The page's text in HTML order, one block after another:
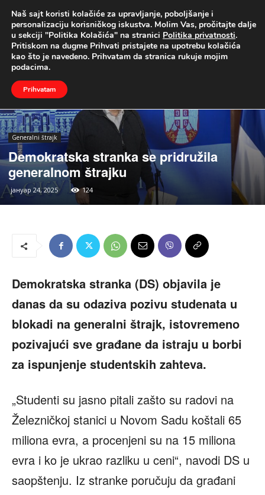
UŽIVO
Naslovna Generalni štrajk
Generalni štrajk
Demokratska stranka se pridružila
generalnom štrajku
јануар 24, 2025 124
Demokratska stranka (DS) objavila je
danas da su odaziva pozivu studenata u
blokadi na generalni štrajk, istovremeno
pozivajući sve građane da istraju u borbi
za ispunjenje studentskih zahteva.
„Studenti su jasno pitali zašto su radovi na
Železničkoj stanici u Novom Sadu koštali 65
miliona evra, a procenjeni su na 15 miliona
evra i ko je ukrao razliku u ceni“, navodi DS u
saopštenju. Iz stranke poručuju da građani
Naš sajt koristi kolačiće za upravljanje, poboljšanje i
personalizaciju korisničkog iskustva. Molim Vas, pročitajte dalje
u sekciji "Politika Kolačića" na stranici Politika privatnosti.
Pritiskom na dugme Prihvati pristajete na upotrebu kolačića
kao što je navedeno. Prihvatam da stranica rukuje mojim
podacima.
Prihvatam